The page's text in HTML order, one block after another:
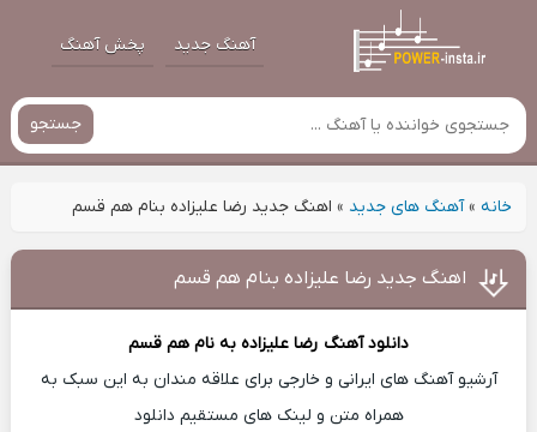
آهنگ جدید پخش آهنگ
جستجو
خانه»آهنگ های جدید » اهنگ جدید رضا علیزاده بنام هم قسم
اهنگ جدید رضا علیزاده بنام هم قسم
دانلود آهنگ رضا علیزاده به نام هم قسم
آرشیو آهنگ های ایرانی و خارجی برای علاقه مندان به این سبک به
همراه متن و لینک های مستقیم دانلود